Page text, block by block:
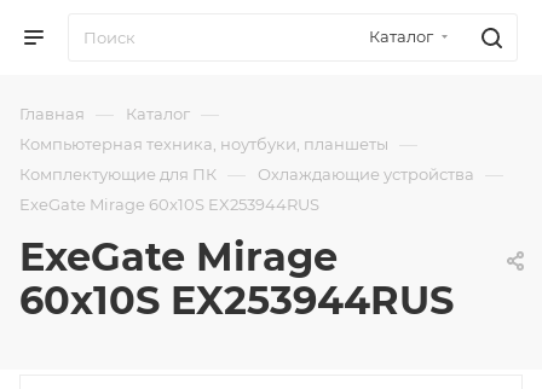
Каталог
Главная — Каталог —
Компьютерная техника, ноутбуки, планшеты —
Комплектующие для ПК — Охлаждающие устройства —
ExeGate Mirage 60x10S EX253944RUS
ExeGate Mirage
60x10S EX253944RUS